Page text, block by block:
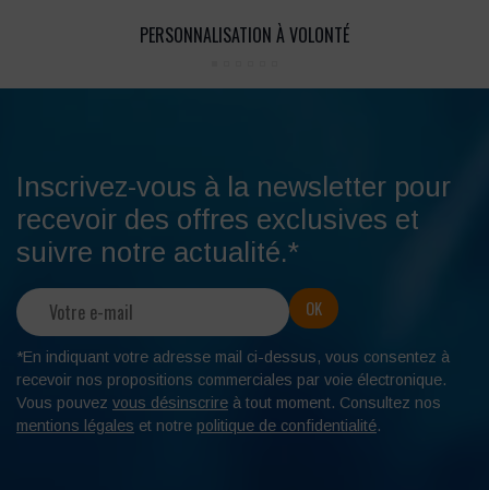
PERSONNALISATION À VOLONTÉ
Inscrivez-vous à la newsletter pour
recevoir des offres exclusives et
suivre notre actualité.*
*En indiquant votre adresse mail ci-dessus, vous consentez à
recevoir nos propositions commerciales par voie électronique.
Vous pouvez vous désinscrire à tout moment. Consultez nos
mentions légales et notre politique de confidentialité.